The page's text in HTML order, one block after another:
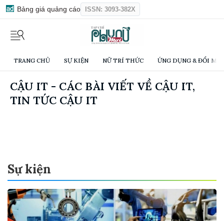
Bảng giá quảng cáo ISSN: 3093-382X
TRANG CHỦ SỰ KIỆN NỮ TRÍ THỨC ỨNG DỤNG & ĐỔI
CẬU IT - CÁC BÀI VIẾT VỀ CẬU IT,
TIN TỨC CẬU IT
Sự kiện